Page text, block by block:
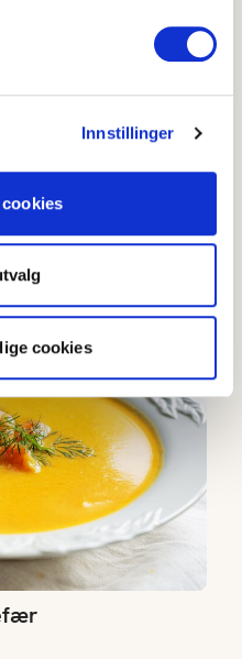
Innstillinger
cookies
ingefær